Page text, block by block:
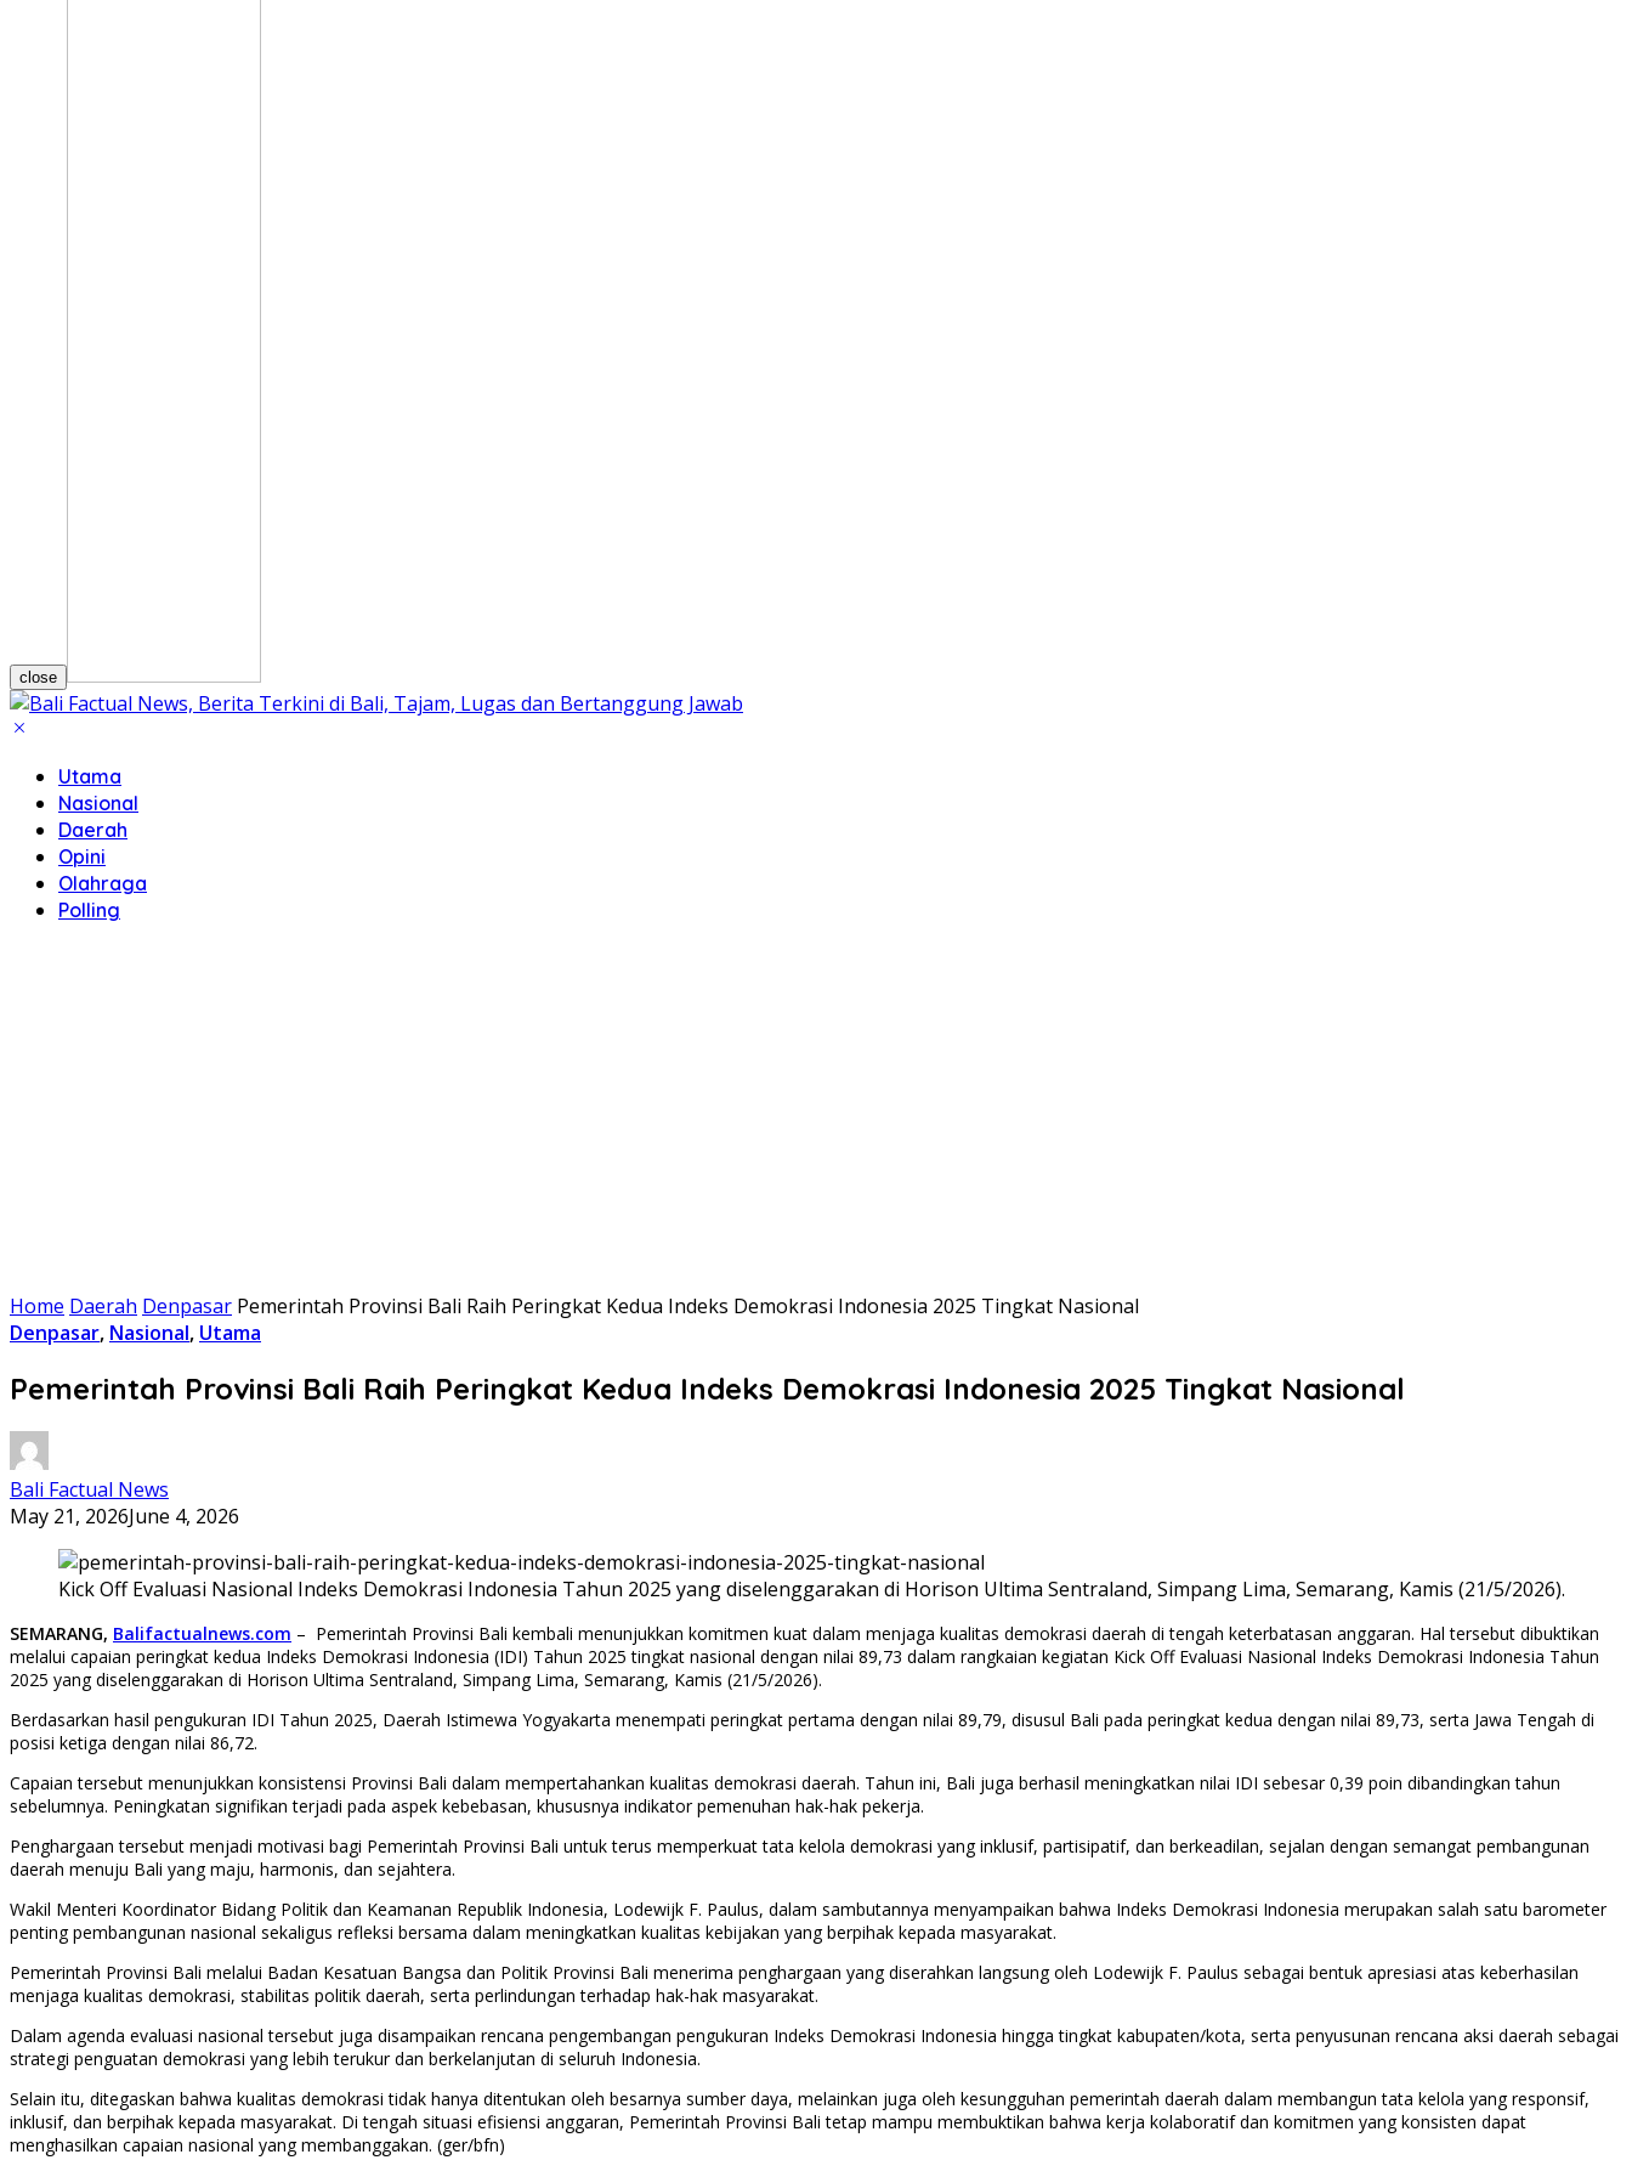
close
Utama
Nasional
Daerah
Opini
Olahraga
Polling
Home Daerah Denpasar Pemerintah Provinsi Bali Raih Peringkat Kedua Indeks Demokrasi Indonesia 2025 Tingkat Nasional
Denpasar, Nasional, Utama
Pemerintah Provinsi Bali Raih Peringkat Kedua Indeks Demokrasi Indonesia 2025 Tingkat Nasional
Bali Factual News
May 21, 2026June 4, 2026
Kick Off Evaluasi Nasional Indeks Demokrasi Indonesia Tahun 2025 yang diselenggarakan di Horison Ultima Sentraland, Simpang Lima, Semarang, Kamis (21/5/2026).
SEMARANG, Balifactualnews.com – Pemerintah Provinsi Bali kembali menunjukkan komitmen kuat dalam menjaga kualitas demokrasi daerah di tengah keterbatasan anggaran. Hal tersebut dibuktikan
melalui capaian peringkat kedua Indeks Demokrasi Indonesia (IDI) Tahun 2025 tingkat nasional dengan nilai 89,73 dalam rangkaian kegiatan Kick Off Evaluasi Nasional Indeks Demokrasi Indonesia Tahun
2025 yang diselenggarakan di Horison Ultima Sentraland, Simpang Lima, Semarang, Kamis (21/5/2026).
Berdasarkan hasil pengukuran IDI Tahun 2025, Daerah Istimewa Yogyakarta menempati peringkat pertama dengan nilai 89,79, disusul Bali pada peringkat kedua dengan nilai 89,73, serta Jawa Tengah di
posisi ketiga dengan nilai 86,72.
Capaian tersebut menunjukkan konsistensi Provinsi Bali dalam mempertahankan kualitas demokrasi daerah. Tahun ini, Bali juga berhasil meningkatkan nilai IDI sebesar 0,39 poin dibandingkan tahun
sebelumnya. Peningkatan signifikan terjadi pada aspek kebebasan, khususnya indikator pemenuhan hak-hak pekerja.
Penghargaan tersebut menjadi motivasi bagi Pemerintah Provinsi Bali untuk terus memperkuat tata kelola demokrasi yang inklusif, partisipatif, dan berkeadilan, sejalan dengan semangat pembangunan
daerah menuju Bali yang maju, harmonis, dan sejahtera.
Wakil Menteri Koordinator Bidang Politik dan Keamanan Republik Indonesia, Lodewijk F. Paulus, dalam sambutannya menyampaikan bahwa Indeks Demokrasi Indonesia merupakan salah satu barometer
penting pembangunan nasional sekaligus refleksi bersama dalam meningkatkan kualitas kebijakan yang berpihak kepada masyarakat.
Pemerintah Provinsi Bali melalui Badan Kesatuan Bangsa dan Politik Provinsi Bali menerima penghargaan yang diserahkan langsung oleh Lodewijk F. Paulus sebagai bentuk apresiasi atas keberhasilan
menjaga kualitas demokrasi, stabilitas politik daerah, serta perlindungan terhadap hak-hak masyarakat.
Dalam agenda evaluasi nasional tersebut juga disampaikan rencana pengembangan pengukuran Indeks Demokrasi Indonesia hingga tingkat kabupaten/kota, serta penyusunan rencana aksi daerah sebagai
strategi penguatan demokrasi yang lebih terukur dan berkelanjutan di seluruh Indonesia.
Selain itu, ditegaskan bahwa kualitas demokrasi tidak hanya ditentukan oleh besarnya sumber daya, melainkan juga oleh kesungguhan pemerintah daerah dalam membangun tata kelola yang responsif,
inklusif, dan berpihak kepada masyarakat. Di tengah situasi efisiensi anggaran, Pemerintah Provinsi Bali tetap mampu membuktikan bahwa kerja kolaboratif dan komitmen yang konsisten dapat
menghasilkan capaian nasional yang membanggakan. (ger/bfn)